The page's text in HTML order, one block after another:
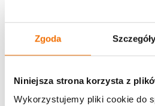
Zgoda Szczegóły
Niniejsza strona korzysta z
Wykorzystujemy pliki cookie do
dzień II
Morąg